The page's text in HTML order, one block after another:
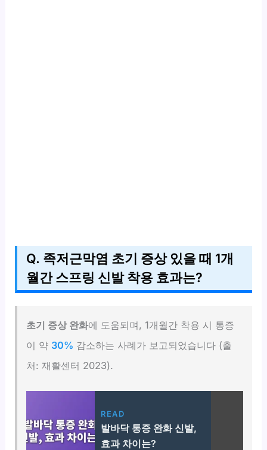
Q. 족저근막염 초기 증상 있을 때 1개
월간 스프링 신발 착용 효과는?
초기 증상 완화에 도움되며, 1개월간 착용 시 통증
이 약 30% 감소하는 사례가 보고되었습니다 (출
처: 재활센터 2023).
READ
발바닥 통증 완화 신발,
효과 차이는?